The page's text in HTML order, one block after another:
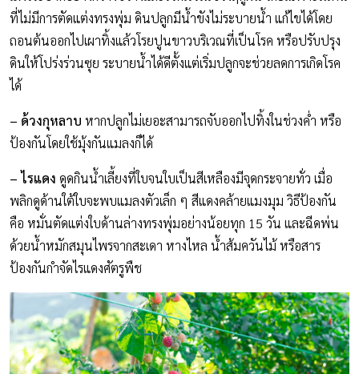
ที่ไม่มีการตัดแต่งทรงพุ่ม ดินปลูกมีน้ำขังไม่ระบายน้ำ แก้ไขได้โดย
ถอนต้นออกไปเผาทิ้งแล้วโรยปูนขาวบริเวณที่เป็นโรค หรือปรับปรุง
ดินให้โปร่งร่วนซุย ระบายน้ำได้ดีตั้งแต่เริ่มปลูกจะช่วยลดการเกิดโรค
ได้
– ด้วงกุหลาบ หากปลูกไม่เยอะสามารถจับออกไปทิ้งในช่วงค่ำ หรือ
ป้องกันโดยใช้มุ้งกันแมลงก็ได้
– ไรแดง ดูดกินน้ำเลี้ยงที่ใบจนใบเป็นสีเหลืองมีจุดกระจายทั่ว เมื่อ
พลิกดูด้านใต้ใบจะพบแมลงตัวเล็ก ๆ สีแดงคล้ายแมงมุม วิธีป้องกัน
คือ หมั่นตัดแต่งใบด้านล่างทรงพุ่มอย่างน้อยทุก 15 วัน และฉีดพ่น
ด้วยน้ำหมักสมุนไพรจากสะเดา หางไหล น้ำส้มควันไม้ หรือสาร
ป้องกันกำจัดไรแดงศัตรูพืช